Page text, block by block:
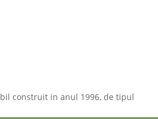
construit in anul 1996, de tipul